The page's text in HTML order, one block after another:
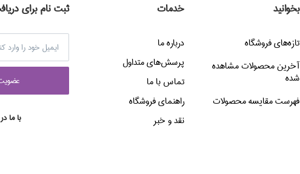
بخوانید
تازه‌هاي فروشگاه
آخرین محصولات مشاهده
شده
فهرست مقایسه محصولات
خدمات
درباره ما
پرسش‌هاي متداول
تماس با ما
راهنماي فروشگاه
نقد و خبر
ثبت نام برای
با ما